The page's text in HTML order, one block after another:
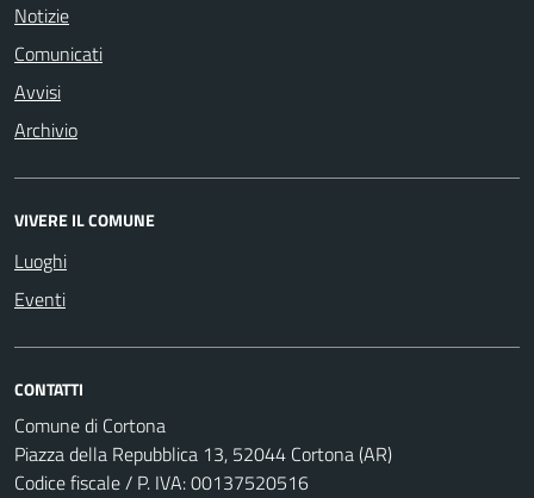
Notizie
Comunicati
Avvisi
Archivio
VIVERE IL COMUNE
Luoghi
Eventi
CONTATTI
Comune di Cortona
Piazza della Repubblica 13, 52044 Cortona (AR)
Codice fiscale / P. IVA: 00137520516